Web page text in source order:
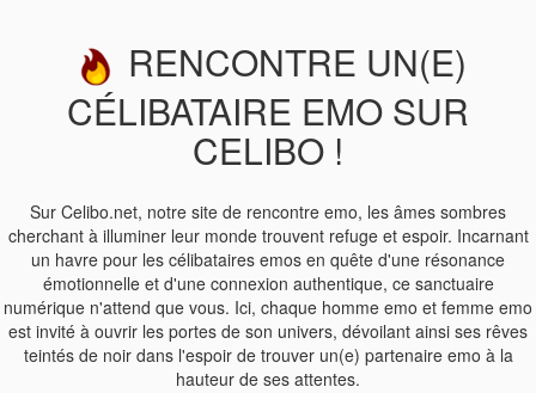
RENCONTRE UN(E)
CÉLIBATAIRE EMO SUR
CELIBO !
Sur Celibo.net, notre site de rencontre emo, les âmes sombres
cherchant à illuminer leur monde trouvent refuge et espoir. Incarnant
un havre pour les célibataires emos en quête d'une résonance
émotionnelle et d'une connexion authentique, ce sanctuaire
numérique n'attend que vous. Ici, chaque homme emo et femme emo
est invité à ouvrir les portes de son univers, dévoilant ainsi ses rêves
teintés de noir dans l'espoir de trouver un(e) partenaire emo à la
hauteur de ses attentes.